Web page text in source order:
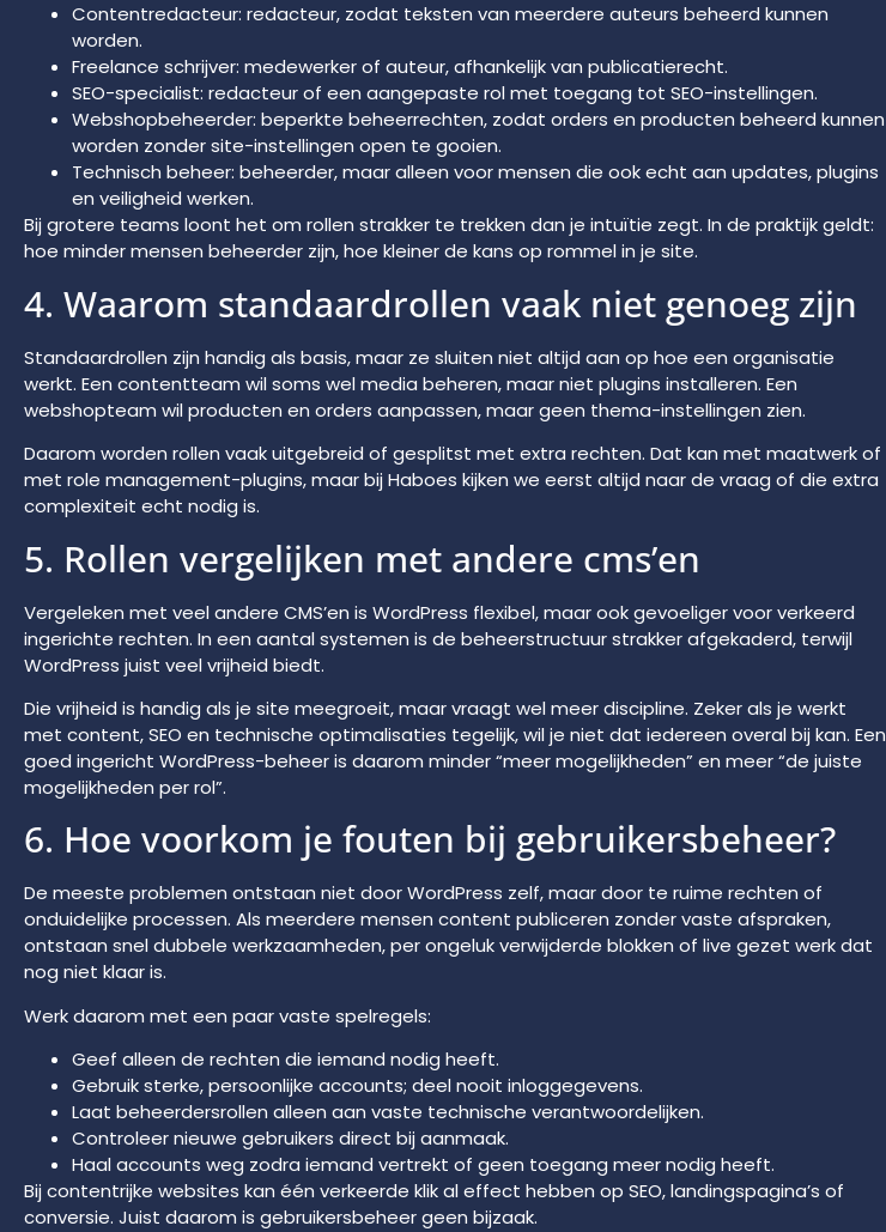
Contentredacteur: redacteur, zodat teksten van meerdere auteurs beheerd kunnen
worden.
Freelance schrijver: medewerker of auteur, afhankelijk van publicatierecht.
SEO-specialist: redacteur of een aangepaste rol met toegang tot SEO-instellingen.
Webshopbeheerder: beperkte beheerrechten, zodat orders en producten beheerd kunnen
worden zonder site-instellingen open te gooien.
Technisch beheer: beheerder, maar alleen voor mensen die ook echt aan updates, plugins
en veiligheid werken.
Bij grotere teams loont het om rollen strakker te trekken dan je intuïtie zegt. In de praktijk geldt:
hoe minder mensen beheerder zijn, hoe kleiner de kans op rommel in je site.
4. Waarom standaardrollen vaak niet genoeg zijn
Standaardrollen zijn handig als basis, maar ze sluiten niet altijd aan op hoe een organisatie
werkt. Een contentteam wil soms wel media beheren, maar niet plugins installeren. Een
webshopteam wil producten en orders aanpassen, maar geen thema-instellingen zien.
Daarom worden rollen vaak uitgebreid of gesplitst met extra rechten. Dat kan met maatwerk of
met role management-plugins, maar bij Haboes kijken we eerst altijd naar de vraag of die extra
complexiteit echt nodig is.
5. Rollen vergelijken met andere cms’en
Vergeleken met veel andere CMS’en is WordPress flexibel, maar ook gevoeliger voor verkeerd
ingerichte rechten. In een aantal systemen is de beheerstructuur strakker afgekaderd, terwijl
WordPress juist veel vrijheid biedt.
Die vrijheid is handig als je site meegroeit, maar vraagt wel meer discipline. Zeker als je werkt
met content, SEO en technische optimalisaties tegelijk, wil je niet dat iedereen overal bij kan. Een
goed ingericht WordPress-beheer is daarom minder “meer mogelijkheden” en meer “de juiste
mogelijkheden per rol”.
6. Hoe voorkom je fouten bij gebruikersbeheer?
De meeste problemen ontstaan niet door WordPress zelf, maar door te ruime rechten of
onduidelijke processen. Als meerdere mensen content publiceren zonder vaste afspraken,
ontstaan snel dubbele werkzaamheden, per ongeluk verwijderde blokken of live gezet werk dat
nog niet klaar is.
Werk daarom met een paar vaste spelregels:
Geef alleen de rechten die iemand nodig heeft.
Gebruik sterke, persoonlijke accounts; deel nooit inloggegevens.
Laat beheerdersrollen alleen aan vaste technische verantwoordelijken.
Controleer nieuwe gebruikers direct bij aanmaak.
Haal accounts weg zodra iemand vertrekt of geen toegang meer nodig heeft.
Bij contentrijke websites kan één verkeerde klik al effect hebben op SEO, landingspagina’s of
conversie. Juist daarom is gebruikersbeheer geen bijzaak.